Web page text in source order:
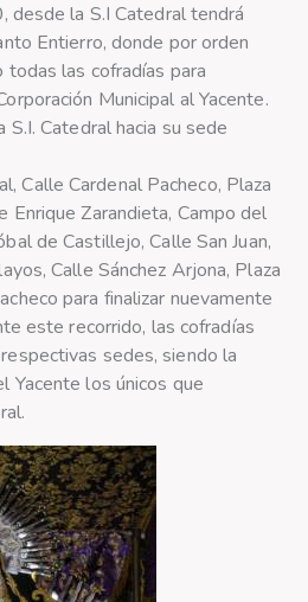
la S.I Catedral tendrá
Entierro, donde por orden
todas las cofradías para
Municipal al Yacente.
Catedral hacia su sede
Calle Cardenal Pacheco, Plaza
Enrique Zarandieta, Campo del
de Castillejo, Calle San Juan,
Calle Sánchez Arjona, Plaza
para finalizar nuevamente
este recorrido, las cofradías
sedes, siendo la
Yacente los únicos que